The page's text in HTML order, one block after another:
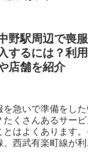
野駅周辺で喪
入するには？利
店舗を紹介
急いで準備をし
くさんあるサー
はよくあります
西武有楽町線が利